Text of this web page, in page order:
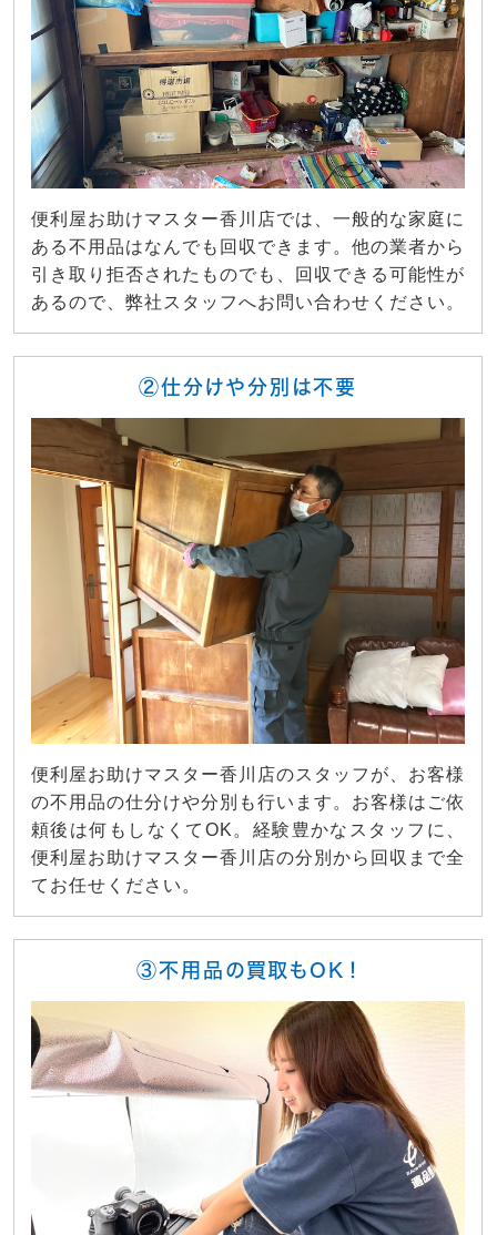
便利屋お助けマスター香川店では、一般的な家庭に
ある不用品はなんでも回収できます。他の業者から
引き取り拒否されたものでも、回収できる可能性が
あるので、弊社スタッフへお問い合わせください。
②仕分けや分別は不要
便利屋お助けマスター香川店のスタッフが、お客様
の不用品の仕分けや分別も行います。お客様はご依
頼後は何もしなくてOK。経験豊かなスタッフに、
便利屋お助けマスター香川店の分別から回収まで全
てお任せください。
③不用品の買取もOK！